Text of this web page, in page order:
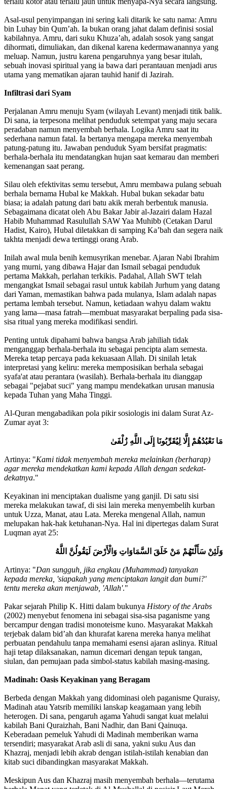
Asal-usul penyimpangan ini sering kali ditarik ke satu nama: Amru
bin Luhay bin Qum’ah. Ia bukan orang jahat dalam definisi sosial
kabilahnya. Amru, dari suku Khuza’ah, adalah sosok yang sangat
dihormati, dimuliakan, dan dikenal karena kedermawanannya yang
meluap. Namun, justru karena pengaruhnya yang besar itulah,
sebuah inovasi spiritual yang ia bawa dari perantauan menjadi arus
utama yang mematikan ajaran tauhid hanif di Jazirah.
Infiltrasi dari Syam
Perjalanan Amru menuju Syam (wilayah Levant) menjadi titik balik.
Di sana, ia terpesona melihat penduduk setempat yang maju secara
peradaban namun menyembah berhala. Logika Amru saat itu
sederhana namun fatal. Ia bertanya mengapa mereka menyembah
patung-patung itu. Jawaban penduduk Syam bersifat pragmatis:
berhala-berhala itu mendatangkan hujan saat kemarau dan memberi
kemenangan saat perang.
Silau oleh efektivitas semu tersebut, Amru membawa pulang sebuah
berhala bernama Hubal ke Makkah. Hubal bukan sekadar batu
biasa; ia adalah patung dari batu akik merah berbentuk manusia.
Sebagaimana dicatat oleh Abu Bakar Jabir al-Jazairi dalam Hazal
Habib Muhammad Rasulullah SAW Yaa Muhibb (Cetakan Darul
Hadist, Kairo), Hubal diletakkan di samping Ka’bah dan segera naik
takhta menjadi dewa tertinggi orang Arab.
Inilah awal mula benih kemusyrikan menebar. Ajaran Nabi Ibrahim
yang murni, yang dibawa Hajar dan Ismail sebagai penduduk
pertama Makkah, perlahan terkikis. Padahal, Allah SWT telah
mengangkat Ismail sebagai rasul untuk kabilah Jurhum yang datang
dari Yaman, memastikan bahwa pada mulanya, Islam adalah napas
pertama lembah tersebut. Namun, ketiadaan wahyu dalam waktu
yang lama—masa fatrah—membuat masyarakat berpaling pada sisa-
sisa ritual yang mereka modifikasi sendiri.
Penting untuk dipahami bahwa bangsa Arab jahiliah tidak
menganggap berhala-berhala itu sebagai pencipta alam semesta.
Mereka tetap percaya pada kekuasaan Allah. Di sinilah letak
interpretasi yang keliru: mereka memposisikan berhala sebagai
syafa'at atau perantara (wasilah). Berhala-berhala itu dianggap
sebagai "pejabat suci" yang mampu mendekatkan urusan manusia
kepada Tuhan yang Maha Tinggi.
Al-Quran mengabadikan pola pikir sosiologis ini dalam Surat Az-
Zumar ayat 3:
مَا نَعْبُدُهُمْ إِلَّا لِيُقَرِّبُونَا إِلَى اللَّهِ زُلْفَىٰ
Artinya: "Kami tidak menyembah mereka melainkan (berharap)
agar mereka mendekatkan kami kepada Allah dengan sedekat-
dekatnya."
Keyakinan ini menciptakan dualisme yang ganjil. Di satu sisi
mereka melakukan tawaf, di sisi lain mereka menyembelih kurban
untuk Uzza, Manat, atau Lata. Mereka mengenal Allah, namun
melupakan hak-hak ketuhanan-Nya. Hal ini dipertegas dalam Surat
Luqman ayat 25:
وَلَئِنْ سَأَلْتَهُمْ مَنْ خَلَقَ السَّمَاوَاتِ وَالْأَرْضَ لَيَقُولُنَّ اللَّهُ
Artinya: "Dan sungguh, jika engkau (Muhammad) tanyakan
kepada mereka, 'siapakah yang menciptakan langit dan bumi?'
tentu mereka akan menjawab, 'Allah'."
Pakar sejarah Philip K. Hitti dalam bukunya History of the Arabs
(2002) menyebut fenomena ini sebagai sisa-sisa paganisme yang
bercampur dengan tradisi monoteisme kuno. Masyarakat Makkah
terjebak dalam bid’ah dan khurafat karena mereka hanya melihat
perbuatan pendahulu tanpa memahami esensi ajaran aslinya. Ritual
haji tetap dilaksanakan, namun dicemari dengan tepuk tangan,
siulan, dan pemujaan pada simbol-status kabilah masing-masing.
Madinah: Oasis Keyakinan yang Beragam
Berbeda dengan Makkah yang didominasi oleh paganisme Quraisy,
Madinah atau Yatsrib memiliki lanskap keagamaan yang lebih
heterogen. Di sana, pengaruh agama Yahudi sangat kuat melalui
kabilah Bani Quraizhah, Bani Nadhir, dan Bani Qainuqa.
Keberadaan pemeluk Yahudi di Madinah memberikan warna
tersendiri; masyarakat Arab asli di sana, yakni suku Aus dan
Khazraj, menjadi lebih akrab dengan istilah-istilah kenabian dan
kitab suci dibandingkan masyarakat Makkah.
Meskipun Aus dan Khazraj masih menyembah berhala—terutama